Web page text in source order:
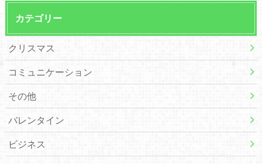
カテゴリー
クリスマス
コミュニケーション
その他
バレンタイン
ビジネス